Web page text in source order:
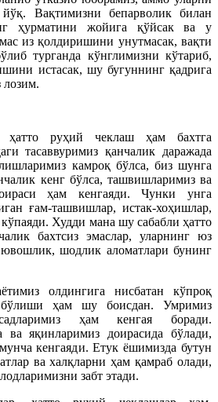
Вақтимизни бепарволик билан
ҳурматини жойига қўйсак ва у
из қолдиришини унутмасак, вақти
турганда кўнглимизни кўтариб,
истасак, шу бугуннинг қадрига
руҳий чеклаш ҳам бахтга
тасаввуримиз қанчалик даражада
камроқ бўлса, биз шунга
кенг бўлса, ташвишларимиз ва
ҳам кенгаяди. Чунки унга
ғам-ташвишлар, истак-хоҳишлар,
Худди мана шу сабабли ҳатто
бахтсиз эмаслар, уларнинг юз
ювошлик, шодлик аломатлари бунинг
олдингига нисбатан кўпроқ
бўлиши ҳам шу боисдан. Умримиз
ҳам кенгая боради.
ва яқинларимиз доирасида бўлади,
кенгаяди. Етук ёшимизда бутун
ва халқларни ҳам қамраб олади,
забт этади.